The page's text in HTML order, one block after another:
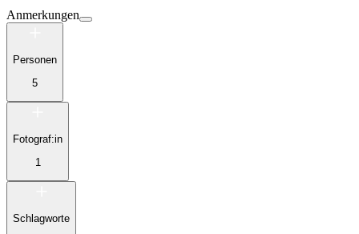
Anmerkungen
Personen
5
Fotograf:in
1
Schlagworte